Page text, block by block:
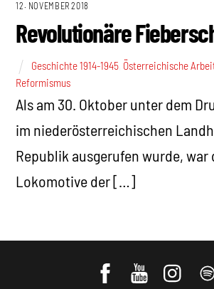
12. NOVEMBER 2018
Revolutionäre
Geschichte 1914-1945 Österreichische
Reformismus
Als am 30. Oktober unter dem
im niederösterreichischen
Republik ausgerufen wurde, war
Lokomotive der […]